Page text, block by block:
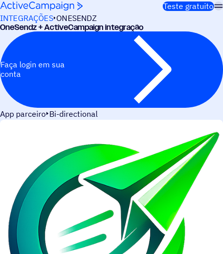
Pular para o conteúdo
Teste gratuito
INTEGRAÇÕES ONESENDZ
OneSendz + ActiveCampaign integração
Faça login em sua
conta
App parceiro Bi-directional